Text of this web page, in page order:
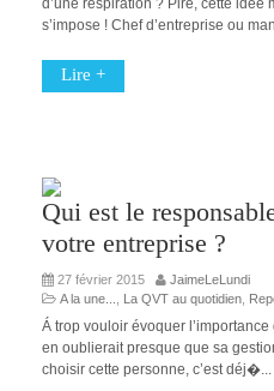
d’une respiration ? Pire, cette idée
s’impose ! Chef d’entreprise ou
Lire +
Qui est le
votre entreprise ?
27 février 2015
JaimeLeLundi
A la une...
La QVT au quotidien,
Á trop vouloir évoquer
en oublierait presque que sa
choisir cette personne, c’est déj�...